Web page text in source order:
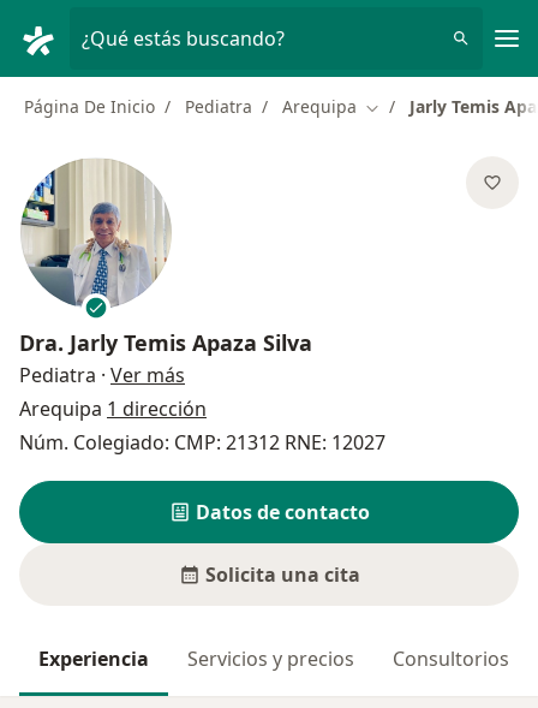
¿Qué estás buscando?
Página De Inicio Pediatra Arequipa Cambiar de ciudad
Jarly Temis
Dra. Jarly Temis Apaza Silva
Pediatra · Ver más
Arequipa 1 dirección
Núm. Colegiado: CMP: 21312 RNE: 12027
Datos de contacto
Solicita una cita
Experiencia Servicios y precios Consultorios